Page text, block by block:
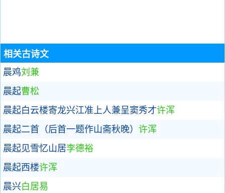
相关古诗文
晨鸡刘兼
晨起曹松
晨起白云楼寄龙兴江准上人兼呈窦秀才许浑
晨起二首（后首一题作山斋秋晚） 许浑
晨起见雪忆山居李德裕
晨起西楼许浑
晨兴白居易